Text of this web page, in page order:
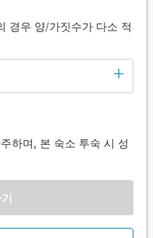
경우 양/가짓수가 다소 적
하며, 본 숙소 투숙 시 성